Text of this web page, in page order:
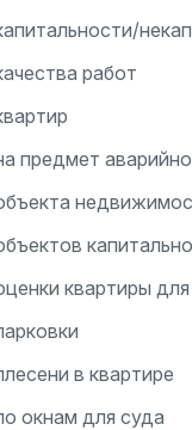
работ
предмет
квартиры
в квартире
окнам для суда